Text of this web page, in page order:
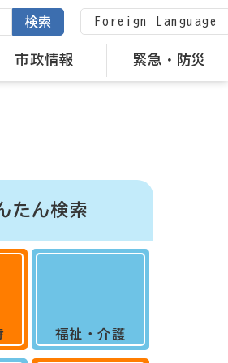
市政情報 緊急・防災
検索 Foreign Language
たん検索
福祉・介護